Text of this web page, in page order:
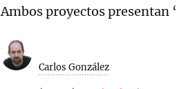
Ambos proyectos presentan
Carlos González